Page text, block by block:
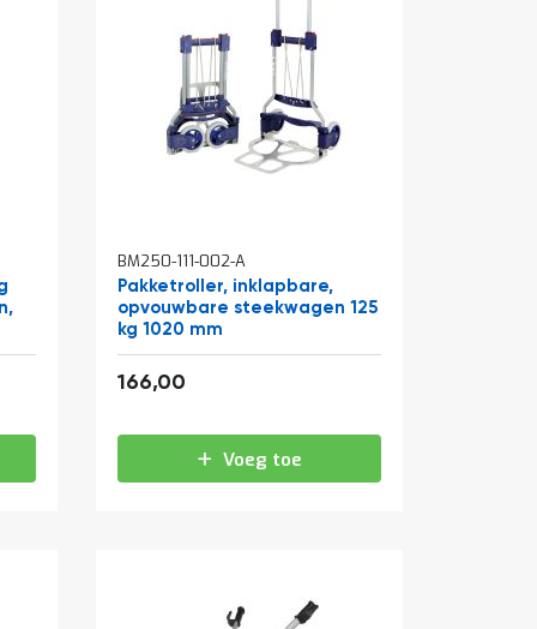
BM250-111-002-A
Pakketroller, inklapbare,
opvouwbare steekwagen 125
kg 1020 mm
166,00
Voeg toe